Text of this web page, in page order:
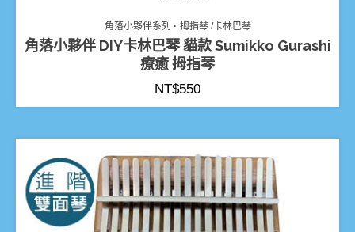
角落小夥伴系列 拇指琴 /卡林巴琴
角落小夥伴 DIY卡林巴琴 貓款 Sumikko Gurashi
療癒 拇指琴
NT$550